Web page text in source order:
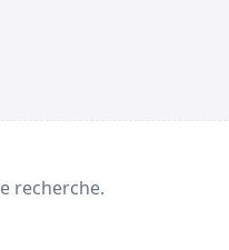
recherche.